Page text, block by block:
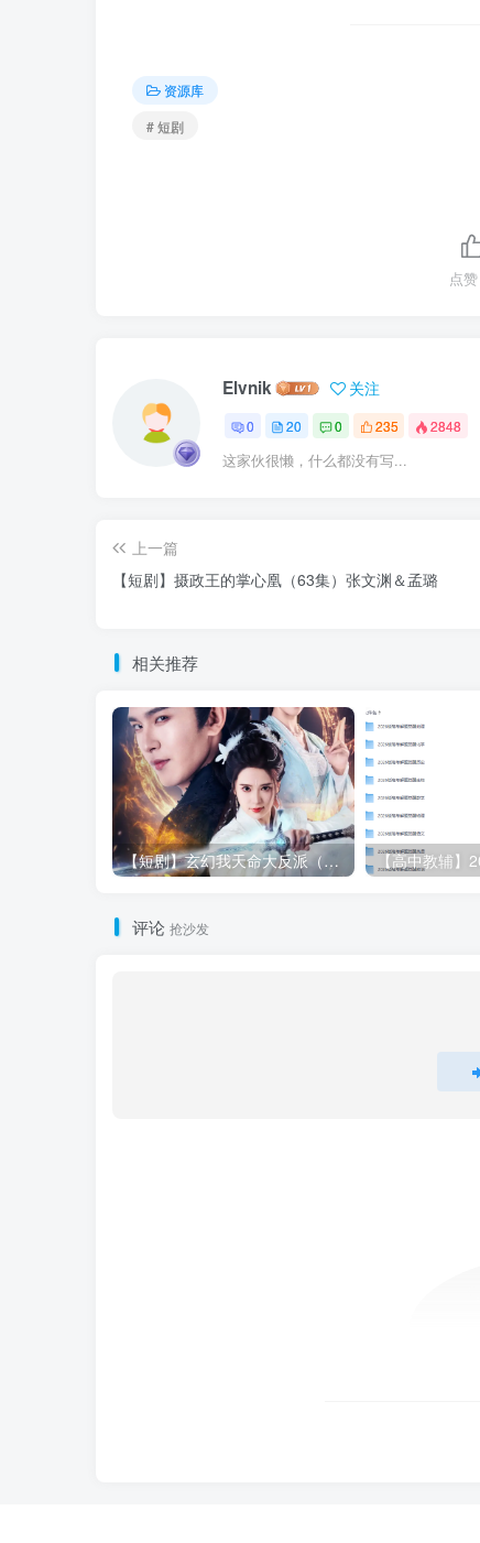
资源库
# 短剧
点赞
Elvnik 关注
0 20 0 235 2848
这家伙很懒，什么都没有写...
上一篇
【短剧】摄政王的掌心凰（63集）张文渊＆孟璐
相关推荐
【短剧】玄幻我天命大反派（77集）胡家荣（胡一八）＆沈照程
评论 抢沙发